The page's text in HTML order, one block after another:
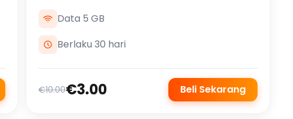
Data 5 GB
Berlaku 30 hari
€10.00€3.00 Beli Sekarang